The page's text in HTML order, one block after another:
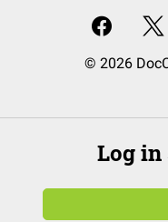
© 2026
Log in